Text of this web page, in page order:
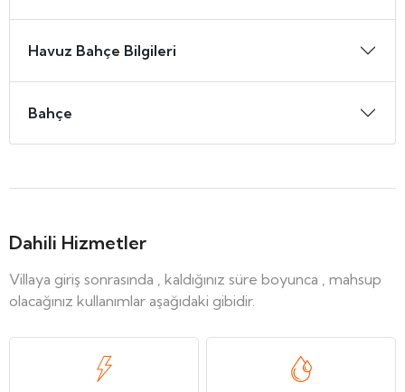
Havuz Bahçe Bilgileri
Bahçe
Dahili Hizmetler
Villaya giriş sonrasında , kaldığınız süre boyunca , mahsup
olacağınız kullanımlar aşağıdaki gibidir.